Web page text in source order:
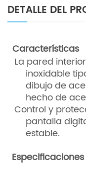
DETALLE DEL
Características
La pared
inoxidable
dibujo de
hecho de
Control y
pantalla
estable.
Especificaciones